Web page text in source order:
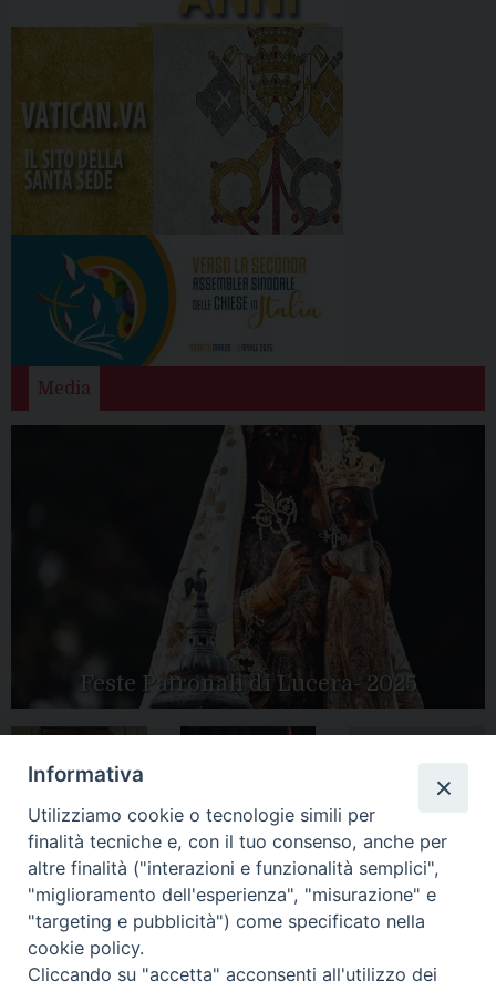
Media
Feste Patronali di Lucera- 2025
Apertura Anno
Mariae in Diocesi
Tutte le gallery
CONTATTI:
LUCERA: Piazza Duomo, 13 - 71036 Lucera (FG) − tel.
Informativa
Utilizziamo cookie o tecnologie simili per
finalità tecniche e, con il tuo consenso, anche per
altre finalità ("interazioni e funzionalità semplici",
"miglioramento dell'esperienza", "misurazione" e
"targeting e pubblicità") come specificato nella
cookie policy.
Cliccando su "accetta" acconsenti all'utilizzo dei